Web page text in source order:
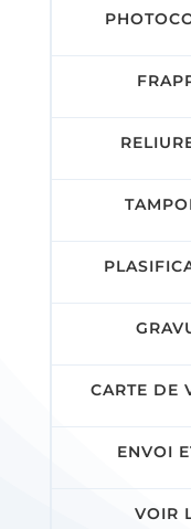
CARTE DE
ENVOI
VOIR